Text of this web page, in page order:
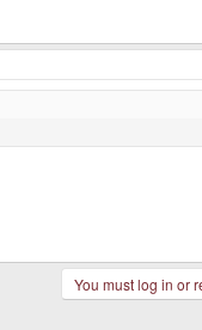
You must log in or